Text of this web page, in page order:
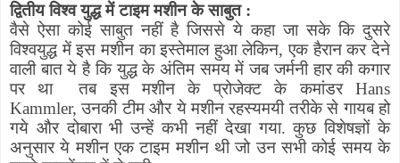
द्वितीय विश्व युद्ध में टाइम मशीन के साबुत :
वैसे ऐसा कोई साबुत नहीं है जिससे ये कहा जा सके कि दुसरे
विश्वयुद्ध में इस मशीन का इस्तेमाल हुआ लेकिन,एक हैरान कर देने
वाली बात ये है कि युद्ध के अंतिम समय में जब जर्मनी हार की कगार
पर था
तब इस मशीन के प्रोजेक्ट के कमांडर
Hans
Kammler, उनकी टीम और ये मशीन रहस्यमयी तरीके से गायब हो
गये और दोबारा भी उन्हें कभी नहीं देखा गया. कुछ विशेषज्ञों के
अनुसार ये मशीन एक टाइम मशीन थी जो उन सभी कोई समय के